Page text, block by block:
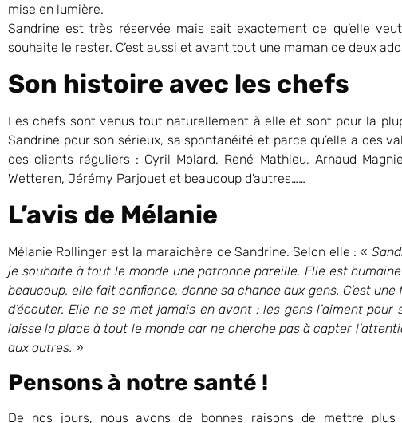
mise en lumière.
Sandrine est très réservée mais sait exactement ce qu’elle
souhaite le rester. C’est aussi et avant tout une maman de deux
Son histoire avec les chefs
Les chefs sont venus tout naturellement à elle et sont pour la
Sandrine pour son sérieux, sa spontanéité et parce qu’elle a des
des clients réguliers : Cyril Molard, René Mathieu, Arnaud
Wetteren, Jérémy Parjouet et beaucoup d’autres……
L’avis de Mélanie
Mélanie Rollinger est la maraichère de Sandrine. Selon elle : «
je souhaite à tout le monde une patronne pareille. Elle est
beaucoup, elle fait confiance, donne sa chance aux gens. C’est
d’écouter. Elle ne se met jamais en avant ; les gens l’aiment
laisse la place à tout le monde car ne cherche pas à capter
aux autres. »
Pensons à notre santé !
De nos jours, nous avons de bonnes raisons de mettre